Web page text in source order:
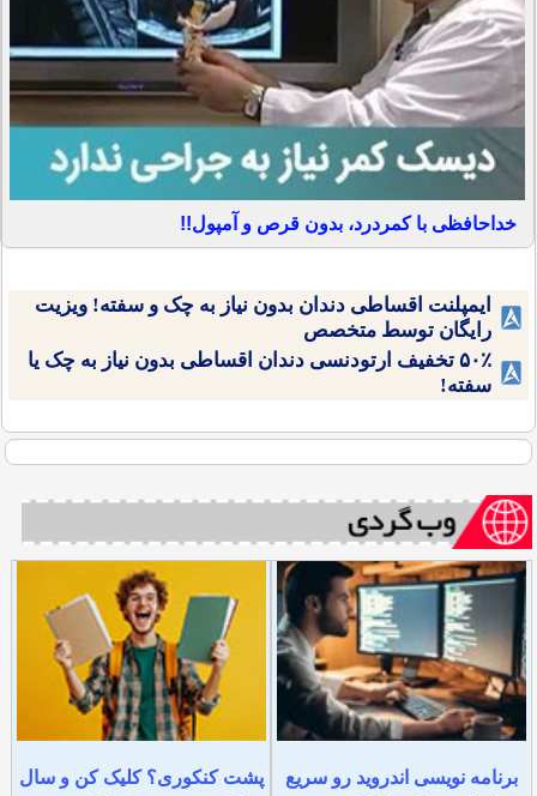
خداحافظی با کمردرد، بدون قرص و آمپول!!
ایمپلنت اقساطی دندان بدون نیاز به چک و سفته! ویزیت
رایگان توسط متخصص
۵۰٪ تخفیف ارتودنسی دندان اقساطی بدون نیاز به چک یا
سفته!
برنامه نویسی اندروید رو سریع
پشت کنکوری؟ کلیک کن و سال